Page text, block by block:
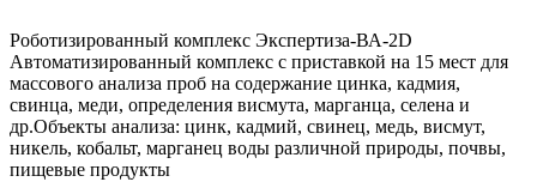
Роботизированный комплекс Экспертиза-ВА-2D
Автоматизированный комплекс с приставкой на 15 мест для
массового анализа проб на содержание цинка, кадмия,
свинца, меди, определения висмута, марганца, селена и
др.Объекты анализа: цинк, кадмий, свинец, медь, висмут,
никель, кобальт, марганец воды различной природы, почвы,
пищевые продукты